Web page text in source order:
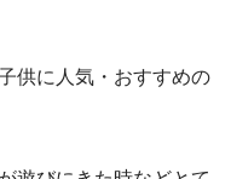
供に人気・おすすめの